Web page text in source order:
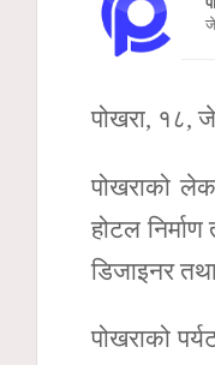
जेठ
पोखरा, १८,
पोखराको
होटल
डिजाइनर
पोखराको